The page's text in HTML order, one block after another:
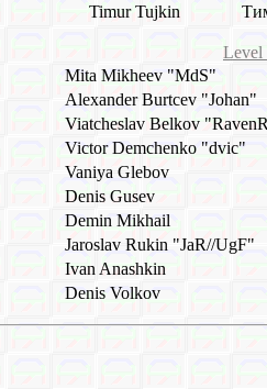
Timur Tujkin
Level
Mita Mikheev "MdS"
Alexander Burtcev "Johan"
Viatcheslav Belkov
Victor Demchenko "dvic"
Vaniya Glebov
Denis Gusev
Demin Mikhail
Jaroslav Rukin "JaR//UgF"
Ivan Anashkin
Denis Volkov